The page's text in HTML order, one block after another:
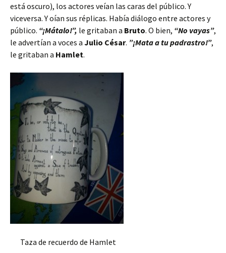
está oscuro), los actores veían las caras del público. Y
viceversa. Y oían sus réplicas. Había diálogo entre actores y
público. “¡Mátalo!”, le gritaban a Bruto. O bien, “No vayas”,
le advertían a voces a Julio César. ”¡Mata a tu padrastro!”,
le gritaban a Hamlet.
Taza de recuerdo de Hamlet